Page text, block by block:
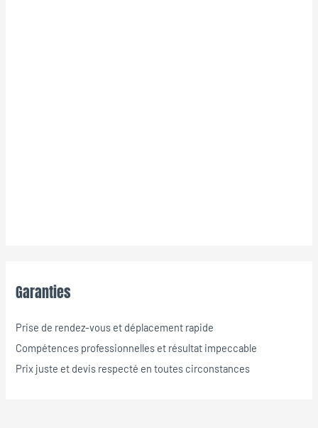
Garanties
Prise de rendez-vous et déplacement rapide
Compétences professionnelles et résultat impeccable
Prix juste et devis respecté en toutes circonstances